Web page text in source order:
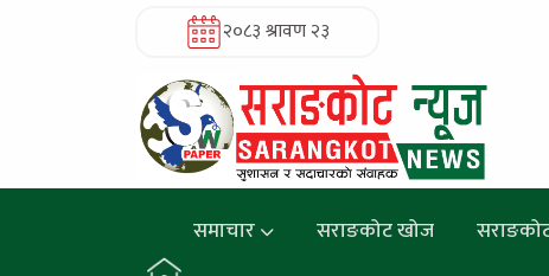
२०८३ श्रावण २३
समाचार सराङकोट खोज